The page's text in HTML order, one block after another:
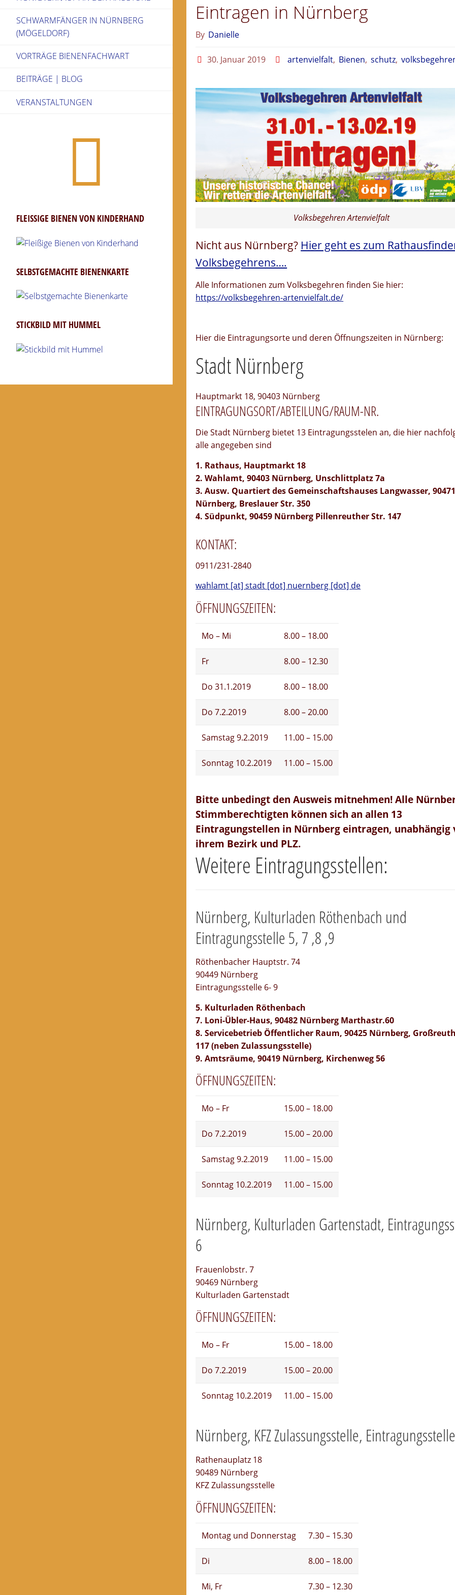
Eintragen in Nürnberg
By Danielle
30. Januar 2019 artenvielfalt, Bienen, schutz,
Volksbegehren Artenvielfalt
Nicht aus Nürnberg? Hier geht es zum
Volksbegehrens….
Alle Informationen zum Volksbegehren finden Sie hier:
https://volksbegehren-artenvielfalt.de/
Hier die Eintragungsorte und deren Öffnungszeiten in Nürnberg:
Stadt Nürnberg
Hauptmarkt 18, 90403 Nürnberg
EINTRAGUNGSORT/ABTEILUNG/RAUM-NR.
Die Stadt Nürnberg bietet 13 Eintragungsstelen an, die hier
alle angegeben sind
1. Rathaus, Hauptmarkt 18
2. Wahlamt, 90403 Nürnberg, Unschlittplatz 7a
3. Ausw. Quartiert des Gemeinschaftshauses Langwasser,
Nürnberg, Breslauer Str. 350
4. Südpunkt, 90459 Nürnberg Pillenreuther Str. 147
KONTAKT:
0911/231-2840
wahlamt [at] stadt [dot] nuernberg [dot] de
ÖFFNUNGSZEITEN:
Mo – Mi 8.00 – 18.00
Fr 8.00 – 12.30
Do 31.1.2019 8.00 – 18.00
Do 7.2.2019 8.00 – 20.00
Samstag 9.2.2019 11.00 – 15.00
Sonntag 10.2.2019 11.00 – 15.00
Bitte unbedingt den Ausweis mitnehmen! Alle
Stimmberechtigten können sich an allen 13
Eintragungstellen in Nürnberg eintragen, unabhängig
ihrem Bezirk und PLZ.
Weitere Eintragungsstellen:
Nürnberg, Kulturladen Röthenbach und
Eintragungsstelle 5, 7 ,8 ,9
Röthenbacher Hauptstr. 74
90449 Nürnberg
Eintragungsstelle 6- 9
5. Kulturladen Röthenbach
7. Loni-Übler-Haus, 90482 Nürnberg Marthastr.60
8. Servicebetrieb Öffentlicher Raum, 90425 Nürnberg,
117 (neben Zulassungsstelle)
9. Amtsräume, 90419 Nürnberg, Kirchenweg 56
ÖFFNUNGSZEITEN:
Mo – Fr 15.00 – 18.00
Do 7.2.2019 15.00 – 20.00
Samstag 9.2.2019 11.00 – 15.00
Sonntag 10.2.2019 11.00 – 15.00
Nürnberg, Kulturladen Gartenstadt,
6
Frauenlobstr. 7
90469 Nürnberg
Kulturladen Gartenstadt
ÖFFNUNGSZEITEN:
Mo – Fr 15.00 – 18.00
Do 7.2.2019 15.00 – 20.00
Sonntag 10.2.2019 11.00 – 15.00
Nürnberg, KFZ Zulassungsstelle,
Rathenauplatz 18
90489 Nürnberg
KFZ Zulassungsstelle
ÖFFNUNGSZEITEN:
Montag und Donnerstag 7.30 – 15.30
Di 8.00 – 18.00
Mi, Fr 7.30 – 12.30
SCHWARMFÄNGER IN NÜRNBERG
(MÖGELDORF)
VORTRÄGE BIENENFACHWART
BEITRÄGE | BLOG
VERANSTALTUNGEN
FLEISSIGE BIENEN VON KINDERHAND
SELBSTGEMACHTE BIENENKARTE
STICKBILD MIT HUMMEL